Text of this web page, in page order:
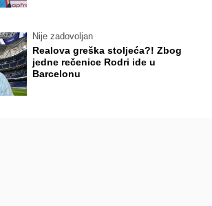
Nije zadovoljan
Realova greška stoljeća?! Zbog
jedne rečenice Rodri ide u
Barcelonu